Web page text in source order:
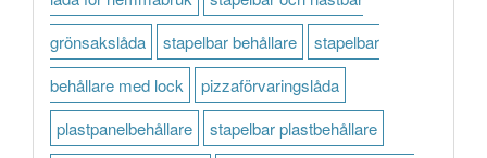
grönsakslåda
stapelbar behållare
stapelbar
behållare med lock
pizzaförvaringslåda
plastpanelbehållare
stapelbar plastbehållare